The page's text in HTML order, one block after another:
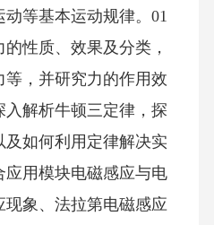
等基本运动规律。01
性质、效果及分类，
，并研究力的作用效
入解析牛顿三定律，探
如何利用定律解决实
应用模块电磁感应与电
象、法拉第电磁感应